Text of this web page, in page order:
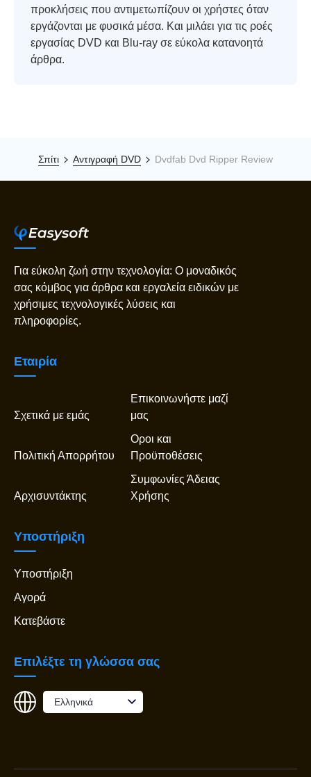
προκλήσεις που αντιμετωπίζουν οι χρήστες όταν
εργάζονται με φυσικά μέσα. Και μιλάει για τις ροές
εργασίας DVD και Blu-ray σε εύκολα κατανοητά
άρθρα.
Σπίτι Αντιγραφή DVD Dvdfab Dvd Ripper Review
Για εύκολη ζωή στην τεχνολογία: Ο μοναδικός
σας κόμβος για άρθρα και εργαλεία ειδικών με
χρήσιμες τεχνολογικές λύσεις και
πληροφορίες.
Εταιρία
Σχετικά με εμάς
Επικοινωνήστε μαζί
μας
Πολιτική Απορρήτου
Οροι και
Προϋποθέσεις
Αρχισυντάκτης
Συμφωνίες Άδειας
Χρήσης
Υποστήριξη
Υποστήριξη
Αγορά
Κατεβάστε
Επιλέξτε τη γλώσσα σας
Ελληνικά